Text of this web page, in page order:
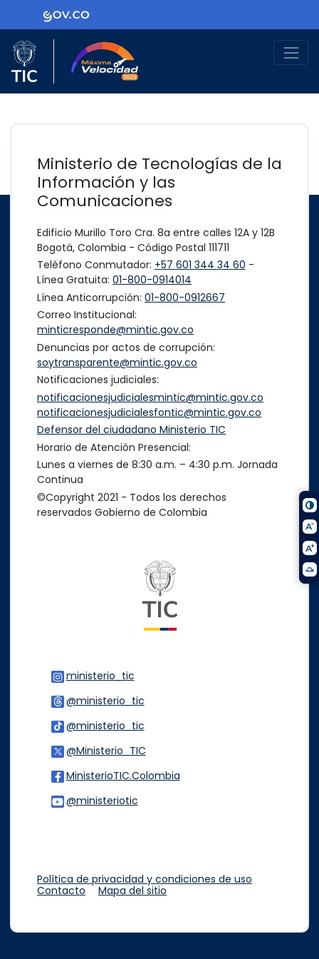
Ir al contenido principalLogo Gobierno de Colombia
Logo del Ministerio TIC
Ministerio de Tecnologías de la
Información y las
Comunicaciones
Edificio Murillo Toro Cra. 8a entre calles 12A y 12B
Bogotá, Colombia - Código Postal 111711
Teléfono Conmutador: +57 601 344 34 60 -
Línea Gratuita: 01-800-0914014
Línea Anticorrupción: 01-800-0912667
Correo Institucional:
minticresponde@mintic.gov.co
Denuncias por actos de corrupción:
soytransparente@mintic.gov.co
Notificaciones judiciales:
notificacionesjudicialesmintic@mintic.gov.co
notificacionesjudicialesfontic@mintic.gov.co
Defensor del ciudadano Ministerio TIC
Horario de Atención Presencial:
Lunes a viernes de 8:30 a.m. – 4:30 p.m. Jornada
Continua
©Copyright 2021 - Todos los derechos
reservados Gobierno de Colombia
ministerio_tic
@ministerio_tic
@ministerio_tic
@Ministerio_TIC
MinisterioTIC.Colombia
@ministeriotic
Política de privacidad y condiciones de uso
Contacto
Mapa del sitio